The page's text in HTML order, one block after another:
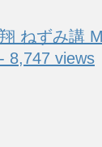
ねずみ講
8,747 views